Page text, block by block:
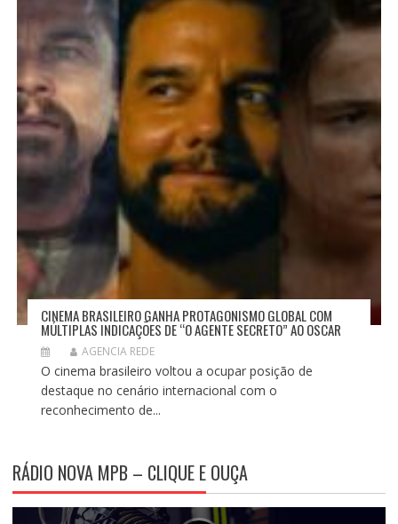
CINEMA BRASILEIRO GANHA PROTAGONISMO GLOBAL COM
MÚLTIPLAS INDICAÇÕES DE “O AGENTE SECRETO” AO OSCAR
AGENCIA REDE
O cinema brasileiro voltou a ocupar posição de
destaque no cenário internacional com o
reconhecimento de...
RÁDIO NOVA MPB – CLIQUE E OUÇA